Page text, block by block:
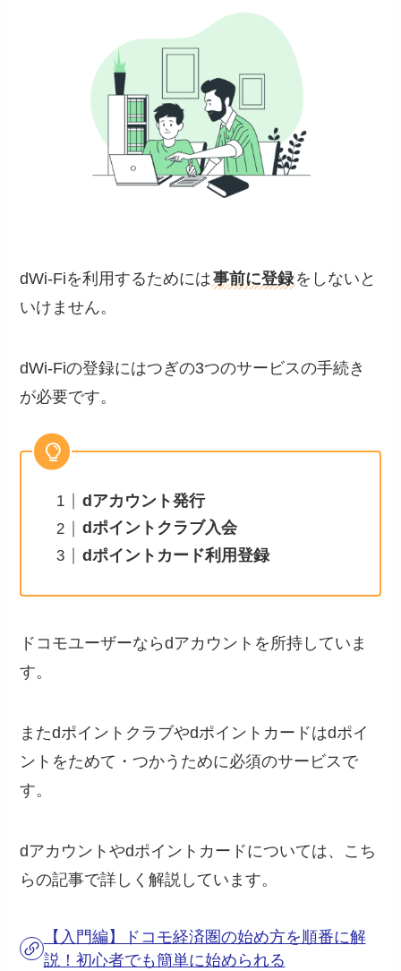
dWi-Fiを利用するためには事前に登録をしないと
いけません。
dWi-Fiの登録にはつぎの3つのサービスの手続き
が必要です。
dアカウント発行
dポイントクラブ入会
dポイントカード利用登録
ドコモユーザーならdアカウントを所持していま
す。
またdポイントクラブやdポイントカードはdポイ
ントをためて・つかうために必須のサービスで
す。
dアカウントやdポイントカードについては、こち
らの記事で詳しく解説しています。
【入門編】ドコモ経済圏の始め方を順番に解
説！初心者でも簡単に始められる